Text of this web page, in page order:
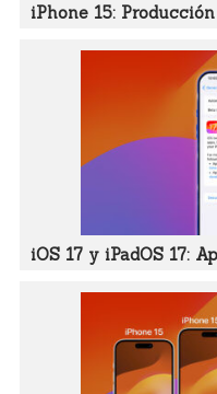
iPhone 15:
iOS 17 y iPadOS 17: